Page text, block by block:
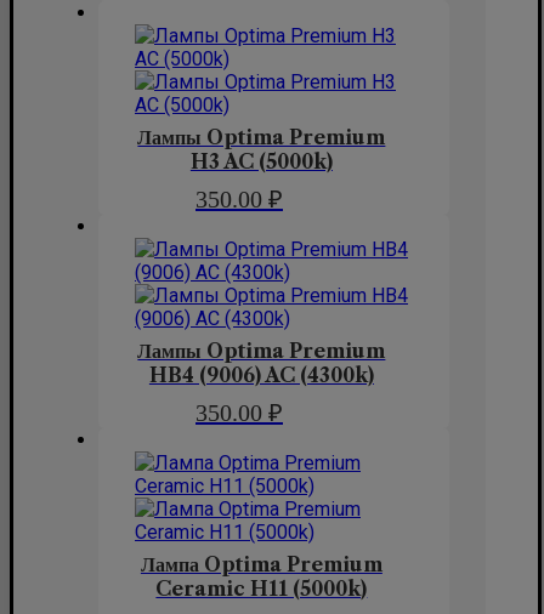
Лампы Optima Premium
H3 AC (5000k)
350.00 ₽
Лампы Optima Premium
HB4 (9006) AC (4300k)
350.00 ₽
Лампа Optima Premium
Ceramic H11 (5000k)